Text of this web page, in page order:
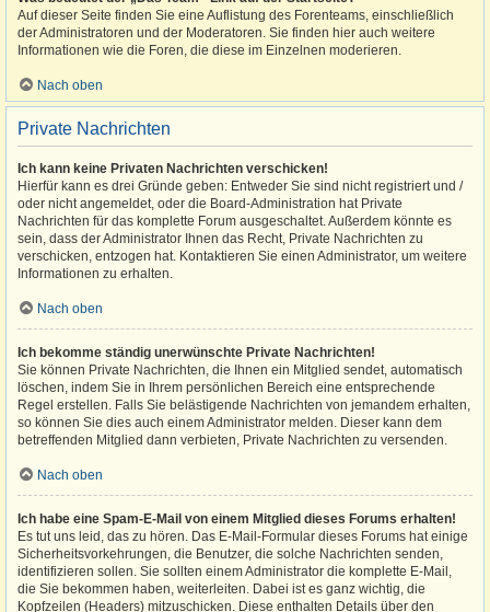
Auf dieser Seite finden Sie eine Auflistung des Forenteams, einschließlich
der Administratoren und der Moderatoren. Sie finden hier auch weitere
Informationen wie die Foren, die diese im Einzelnen moderieren.
Nach oben
Private Nachrichten
Ich kann keine Privaten Nachrichten verschicken!
Hierfür kann es drei Gründe geben: Entweder Sie sind nicht registriert und /
oder nicht angemeldet, oder die Board-Administration hat Private
Nachrichten für das komplette Forum ausgeschaltet. Außerdem könnte es
sein, dass der Administrator Ihnen das Recht, Private Nachrichten zu
verschicken, entzogen hat. Kontaktieren Sie einen Administrator, um weitere
Informationen zu erhalten.
Nach oben
Ich bekomme ständig unerwünschte Private Nachrichten!
Sie können Private Nachrichten, die Ihnen ein Mitglied sendet, automatisch
löschen, indem Sie in Ihrem persönlichen Bereich eine entsprechende
Regel erstellen. Falls Sie belästigende Nachrichten von jemandem erhalten,
so können Sie dies auch einem Administrator melden. Dieser kann dem
betreffenden Mitglied dann verbieten, Private Nachrichten zu versenden.
Nach oben
Ich habe eine Spam-E-Mail von einem Mitglied dieses Forums erhalten!
Es tut uns leid, das zu hören. Das E-Mail-Formular dieses Forums hat einige
Sicherheitsvorkehrungen, die Benutzer, die solche Nachrichten senden,
identifizieren sollen. Sie sollten einem Administrator die komplette E-Mail,
die Sie bekommen haben, weiterleiten. Dabei ist es ganz wichtig, die
Kopfzeilen (Headers) mitzuschicken. Diese enthalten Details über den